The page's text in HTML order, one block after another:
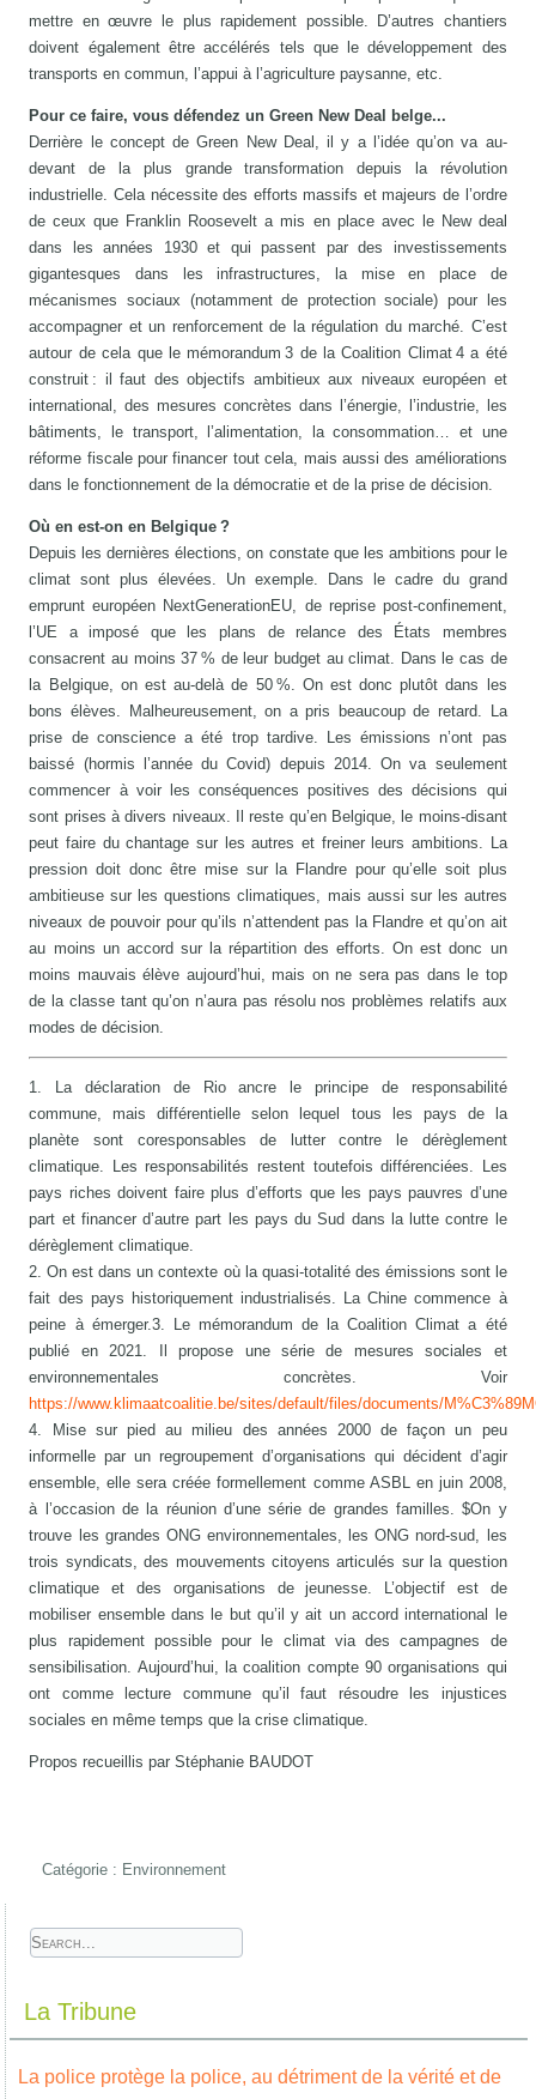
mettre en œuvre le plus rapidement possible. D’autres chantiers
doivent également être accélérés tels que le développement des
transports en commun, l’appui à l’agriculture paysanne, etc.
Pour ce faire, vous défendez un Green New Deal belge...
Derrière le concept de Green New Deal, il y a l’idée qu’on va au-
devant de la plus grande transformation depuis la révolution
industrielle. Cela nécessite des efforts massifs et majeurs de l’ordre
de ceux que Franklin Roosevelt a mis en place avec le New deal
dans les années 1930 et qui passent par des investissements
gigantesques dans les infrastructures, la mise en place de
mécanismes sociaux (notamment de protection sociale) pour les
accompagner et un renforcement de la régulation du marché. C’est
autour de cela que le mémorandum 3 de la Coalition Climat 4 a été
construit : il faut des objectifs ambitieux aux niveaux européen et
international, des mesures concrètes dans l’énergie, l’industrie, les
bâtiments, le transport, l’alimentation, la consommation… et une
réforme fiscale pour financer tout cela, mais aussi des améliorations
dans le fonctionnement de la démocratie et de la prise de décision.
Où en est-on en Belgique ?
Depuis les dernières élections, on constate que les ambitions pour le
climat sont plus élevées. Un exemple. Dans le cadre du grand
emprunt européen NextGenerationEU, de reprise post-confinement,
l’UE a imposé que les plans de relance des États membres
consacrent au moins 37 % de leur budget au climat. Dans le cas de
la Belgique, on est au-delà de 50 %. On est donc plutôt dans les
bons élèves. Malheureusement, on a pris beaucoup de retard. La
prise de conscience a été trop tardive. Les émissions n’ont pas
baissé (hormis l’année du Covid) depuis 2014. On va seulement
commencer à voir les conséquences positives des décisions qui
sont prises à divers niveaux. Il reste qu’en Belgique, le moins-disant
peut faire du chantage sur les autres et freiner leurs ambitions. La
pression doit donc être mise sur la Flandre pour qu’elle soit plus
ambitieuse sur les questions climatiques, mais aussi sur les autres
niveaux de pouvoir pour qu’ils n’attendent pas la Flandre et qu’on ait
au moins un accord sur la répartition des efforts. On est donc un
moins mauvais élève aujourd’hui, mais on ne sera pas dans le top
de la classe tant qu’on n’aura pas résolu nos problèmes relatifs aux
modes de décision.
1. La déclaration de Rio ancre le principe de responsabilité
commune, mais différentielle selon lequel tous les pays de la
planète sont coresponsables de lutter contre le dérèglement
climatique. Les responsabilités restent toutefois différenciées. Les
pays riches doivent faire plus d’efforts que les pays pauvres d’une
part et financer d’autre part les pays du Sud dans la lutte contre le
dérèglement climatique.
2. On est dans un contexte où la quasi-totalité des émissions sont le
fait des pays historiquement industrialisés. La Chine commence à
peine à émerger.3. Le mémorandum de la Coalition Climat a été
publié en 2021. Il propose une série de mesures sociales et
environnementales concrètes. Voir
https://www.klimaatcoalitie.be/sites/default/files/documents/
4. Mise sur pied au milieu des années 2000 de façon un peu
informelle par un regroupement d’organisations qui décident d’agir
ensemble, elle sera créée formellement comme ASBL en juin 2008,
à l’occasion de la réunion d’une série de grandes familles. $On y
trouve les grandes ONG environnementales, les ONG nord-sud, les
trois syndicats, des mouvements citoyens articulés sur la question
climatique et des organisations de jeunesse. L’objectif est de
mobiliser ensemble dans le but qu’il y ait un accord international le
plus rapidement possible pour le climat via des campagnes de
sensibilisation. Aujourd’hui, la coalition compte 90 organisations qui
ont comme lecture commune qu’il faut résoudre les injustices
sociales en même temps que la crise climatique.
Propos recueillis par Stéphanie BAUDOT
Catégorie : Environnement
La Tribune
La police protège la police, au détriment de la vérité et de